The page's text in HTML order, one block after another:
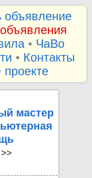
объявление
• ЧаВо
• Контакты
мастер